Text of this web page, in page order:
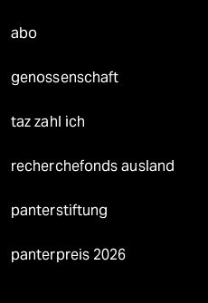
abo
genossenschaft
taz zahl ich
recherchefonds ausland
panterstiftung
panterpreis 2026